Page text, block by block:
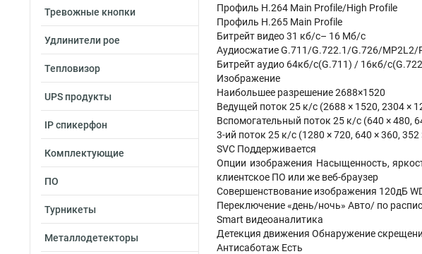
Тревожные кнопки
Удлинители poe
Тепловизор
UPS продукты
IP спикерфон
Комплектующие
ПО
Турникеты
Металлодетекторы
Профиль H.264 Main Profile/High Profile
Профиль H.265 Main Profile
Битрейт видео 31 кб/с– 16 Мб/с
Аудиосжатие G.711/G.722.1/G.726/MP2L2/
Битрейт аудио 64кб/с(G.711) / 16кб/
Изображение
Наибольшее разрешение 2688×1520
Ведущей поток 25 к/с (2688 × 1520, 2304 ×
Вспомогательный поток 25 к/с (640 × 480,
3-ий поток 25 к/с (1280 × 720, 640 × 360, 352
SVC Поддерживается
Опции изображения Насыщенность,
клиентское ПО или же веб-браузер
Совершенствование изображения 120дБ
Переключение «день/ночь» Авто/ по
Smart видеоаналитика
Детекция движения Обнаружение
Антисаботаж Есть